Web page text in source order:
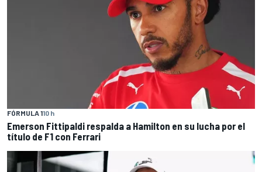
FÓRMULA 110 h
Emerson Fittipaldi respalda a Hamilton en su lucha por el
título de F1 con Ferrari